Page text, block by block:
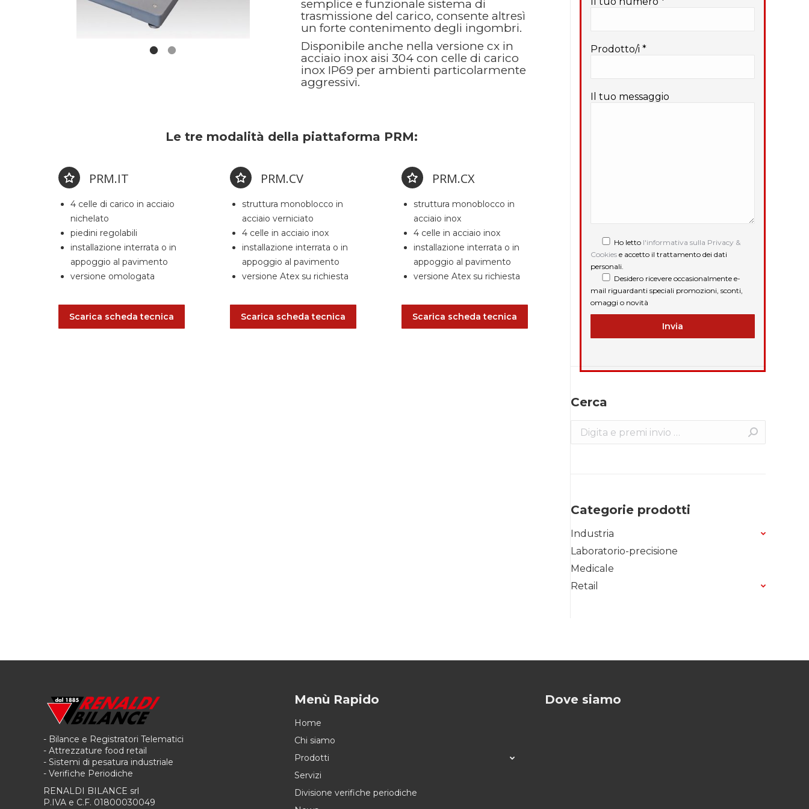
semplice e funzionale sistema di
trasmissione del carico, consente altresì
un forte contenimento degli ingombri.
Disponibile anche nella versione cx in
acciaio inox aisi 304 con celle di carico
inox IP69 per ambienti particolarmente
aggressivi.
Le tre modalità della piattaforma PRM:
PRM.IT
4 celle di carico in acciaio
nichelato
piedini regolabili
installazione interrata o in
appoggio al pavimento
versione omologata
Scarica scheda tecnica
PRM.CV
struttura monoblocco in
acciaio verniciato
4 celle in acciaio inox
installazione interrata o in
appoggio al pavimento
versione Atex su richiesta
Scarica scheda tecnica
PRM.CX
struttura monoblocco in
acciaio inox
4 celle in acciaio inox
installazione interrata o in
appoggio al pavimento
versione Atex su richiesta
Scarica scheda tecnica
Prodotto/i *
Il tuo messaggio
Ho letto l'informativa sulla Privacy &
Cookies e accetto il trattamento dei dati
personali.
Desidero ricevere occasionalmente e-
mail riguardanti speciali promozioni, sconti,
omaggi o novità
Cerca
Search:
Categorie prodotti
Industria
Laboratorio-precisione
Medicale
Retail
- Bilance e Registratori Telematici
- Attrezzature food retail
- Sistemi di pesatura industriale
- Verifiche Periodiche
RENALDI BILANCE srl
P.IVA e C.F. 01800030049
Menù Rapido
Home
Chi siamo
Prodotti
Servizi
Divisione verifiche periodiche
Dove siamo